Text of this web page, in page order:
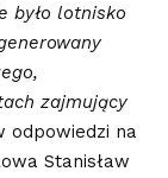
było lotnisko
zajmujący
odpowiedzi na
Stanisław